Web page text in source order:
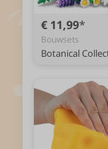
€ 11,99
Bouwsets